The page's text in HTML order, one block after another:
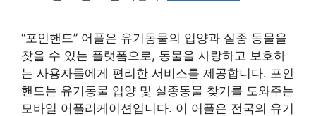
“포인핸드” 어플은 유기동물의 입양과 실종 동물을
찾을 수 있는 플랫폼으로, 동물을 사랑하고 보호하
는 사용자들에게 편리한 서비스를 제공합니다. 포인
핸드는 유기동물 입양 및 실종동물 찾기를 도와주는
모바일 어플리케이션입니다. 이 어플은 전국의 유기